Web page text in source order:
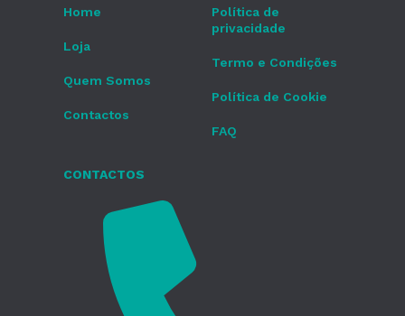
Home
Loja
Quem Somos
Contactos
Política de
privacidade
Termo e Condições
Política de Cookie
FAQ
CONTACTOS